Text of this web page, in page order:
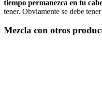
tiempo permanezca en tu
tener. Obviamente se debe
Mezcla con otros